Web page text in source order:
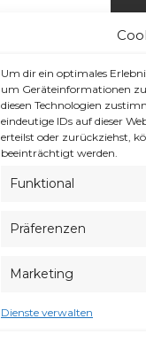
Um dir ein optimales
um Geräteinformationen
diesen Technologien
eindeutige IDs auf dieser
erteilst oder zurückziehst,
beeinträchtigt werden.
Funktional
Präferenzen
Marketing
Dienste verwalten